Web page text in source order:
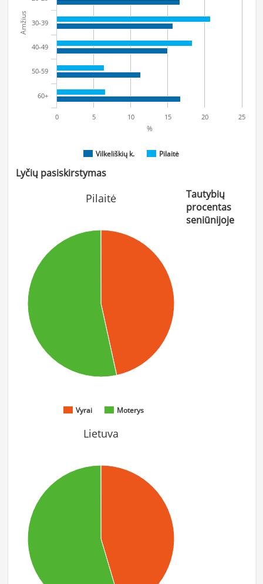
Amžius
%
Vilkeliškių k. Pilaitė
30-39
40-49
50-59
60+
0 5 10 15 20 25
Lyčių pasiskirstymas
Pilaitė
Vyrai Moterys
Lietuva
Tautybių
procentas
seniūnijoje